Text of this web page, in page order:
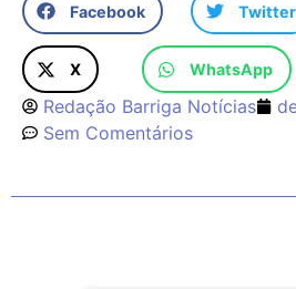
Facebook Twitter
X WhatsApp
Redação Barriga Notícias
Sem Comentários